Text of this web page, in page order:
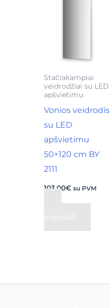
Stačiakampiai
veidrodžiai su LED
apšvietimu
Vonios veidrodis
su LED
apšvietimu
50×120 cm BY
2111
103,00€ su PVM
Į
krepšelį